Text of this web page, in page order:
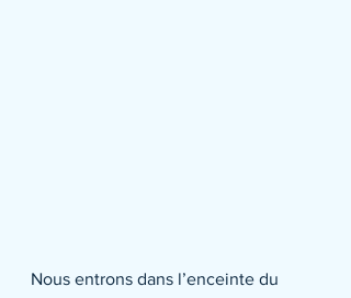
Nous entrons dans l’enceinte du